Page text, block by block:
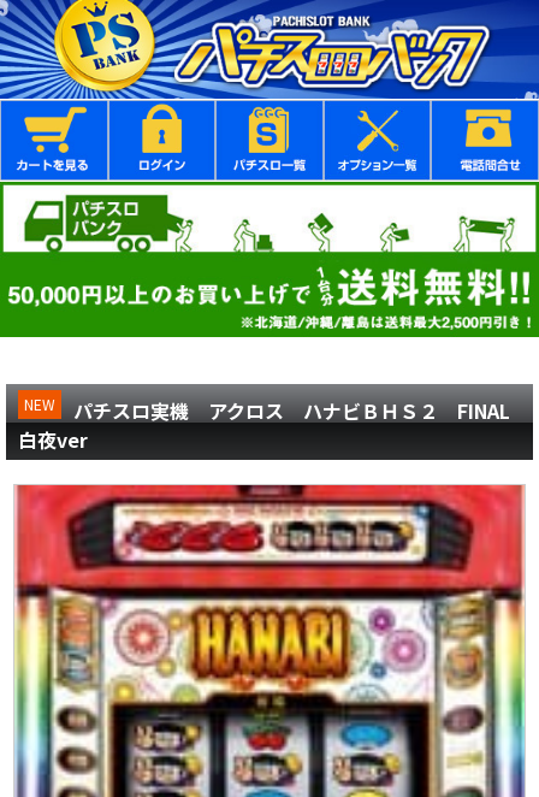
NEW
パチスロ実機 アクロス ハナビＢＨＳ２ FINAL
白夜ver